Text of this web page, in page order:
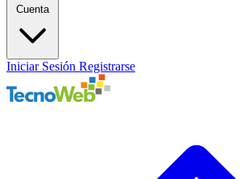
Cuenta
Iniciar Sesión Registrarse